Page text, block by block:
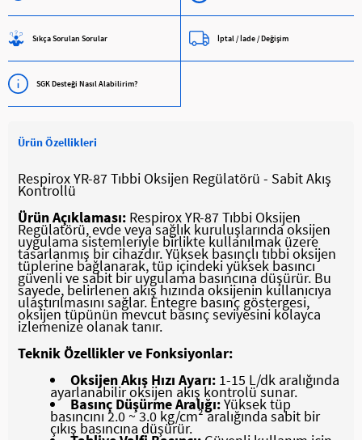
Sıkça Sorulan Sorular İptal / İade / Değişim
SGK Desteği Nasıl Alabilirim?
Ürün Özellikleri
Respirox YR-87 Tıbbi Oksijen Regülatörü - Sabit Akış
Kontrollü
Ürün Açıklaması: Respirox YR-87 Tıbbi Oksijen
Regülatörü, evde veya sağlık kuruluşlarında oksijen
uygulama sistemleriyle birlikte kullanılmak üzere
tasarlanmış bir cihazdır. Yüksek basınçlı tıbbi oksijen
tüplerine bağlanarak, tüp içindeki yüksek basıncı
güvenli ve sabit bir uygulama basıncına düşürür. Bu
sayede, belirlenen akış hızında oksijenin kullanıcıya
ulaştırılmasını sağlar. Entegre basınç göstergesi,
oksijen tüpünün mevcut basınç seviyesini kolayca
izlemenize olanak tanır.
Teknik Özellikler ve Fonksiyonlar:
Oksijen Akış Hızı Ayarı: 1-15 L/dk aralığında
ayarlanabilir oksijen akış kontrolü sunar.
Basınç Düşürme Aralığı:Yüksek tüp
basıncını 2.0 ~ 3.0 kg/cm² aralığında sabit bir
çıkış basıncına düşürür.